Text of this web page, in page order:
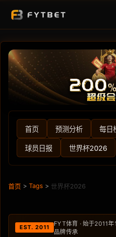
首页 预测分析 每日
球员日报 世界杯2026
首页 > Tags > 世界杯2026
EST. 2011
FYT体育 · 始于2011年
品牌传承